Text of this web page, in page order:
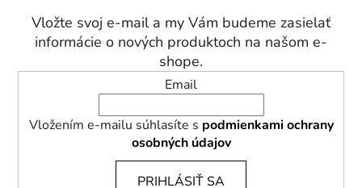
Vložte svoj e-mail a my Vám budeme zasielať
informácie o nových produktoch na našom e-
shope.
Email
Vložením e-mailu súhlasíte s podmienkami ochrany
osobných údajov
PRIHLÁSIŤ SA